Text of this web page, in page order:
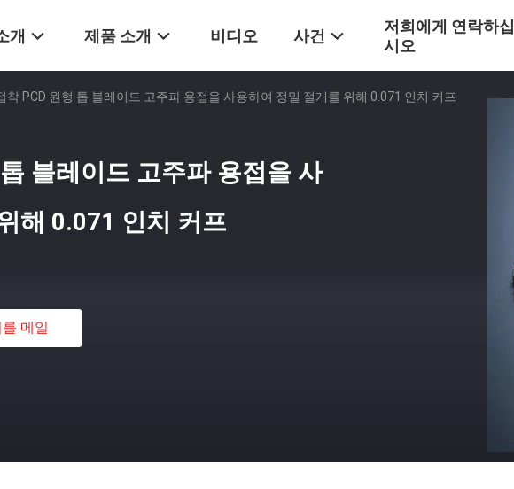
개 제품 소개 비디오 사건
저희에게 연락하십
시오
착 PCD 원형 톱 블레이드 고주파 용접을 사용하여 정밀 절개를 위해 0.071 인치 커프
블레이드 고주파 용접을 사
해 0.071 인치 커프
메일